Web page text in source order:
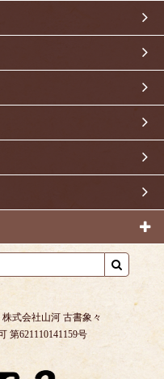
株式会社山河 古書象々
第621110141159号